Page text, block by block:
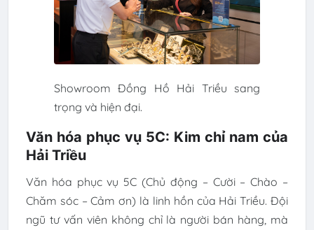
Showroom Đồng Hồ Hải Triều sang
trọng và hiện đại.
Văn hóa phục vụ 5C: Kim chỉ nam của
Hải Triều
Văn hóa phục vụ 5C (Chủ động – Cười – Chào –
Chăm sóc – Cảm ơn) là linh hồn của Hải Triều. Đội
ngũ tư vấn viên không chỉ là người bán hàng, mà